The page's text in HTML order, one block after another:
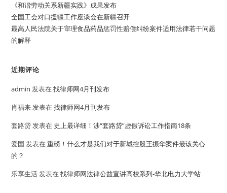
《和谐劳动关系新疆实践》成果发布
全国工会对口援疆工作座谈会在新疆召开
最高人民法院关于审理食品药品惩罚性赔偿纠纷案件适用法律若干问题
的解释
近期评论
admin 发表在找律师网4月刊发布
肖福来发表在找律师网4月刊发布
套路贷发表在 史上最详细！涉“套路贷”虚假诉讼工作指南18条
爱国 发表在重磅！什么才是我们对于新城控股王振华案件最该关心
的？
乐享生活发表在找律师网法律公益宣讲高校系列-华北电力大学站